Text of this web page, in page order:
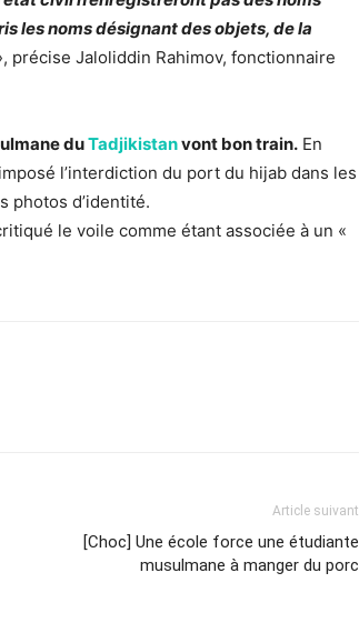
les noms désignant des objets, de la
précise Jaloliddin Rahimov, fonctionnaire
duTadjikistanvont bon train. En
l’interdiction du port du hijab dans les
photos d’identité.
le voile comme étant associée à un «
Article suivant
[Choc] Une école force une étudiante
musulmane à manger du porc